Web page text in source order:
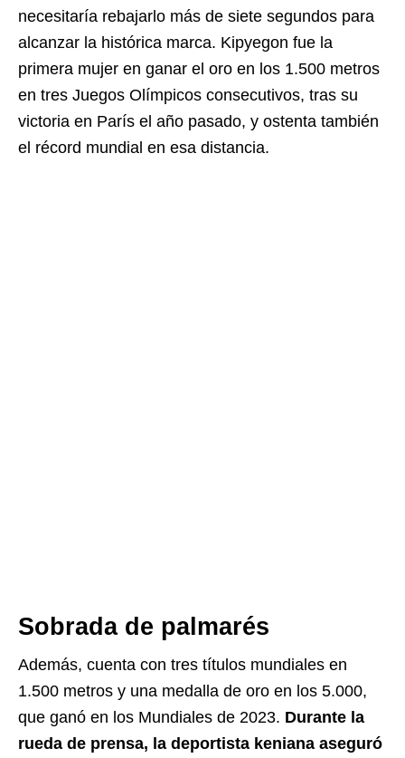
necesitaría rebajarlo más de siete segundos para
alcanzar la histórica marca. Kipyegon fue la
primera mujer en ganar el oro en los 1.500 metros
en tres Juegos Olímpicos consecutivos, tras su
victoria en París el año pasado, y ostenta también
el récord mundial en esa distancia.
Sobrada de palmarés
Además, cuenta con tres títulos mundiales en
1.500 metros y una medalla de oro en los 5.000,
que ganó en los Mundiales de 2023. Durante la
rueda de prensa, la deportista keniana aseguró